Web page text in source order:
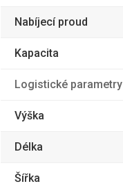
Nabíjecí proud
Kapacita
Logistické parametry
Výška
Délka
Šířka